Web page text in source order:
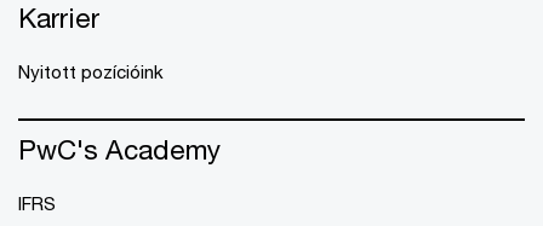
Karrier
Nyitott pozícióink
PwC's Academy
IFRS